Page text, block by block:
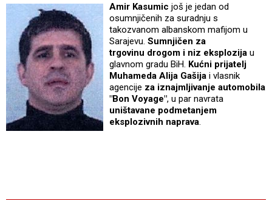
Amir Kasumic još je jedan od
osumnjičenih za suradnju s
takozvanom albanskom mafijom u
Sarajevu. Sumnjičen za
trgovinu drogom i niz eksplozija u
glavnom gradu BiH. Kućni prijatelj
Muhameda Alija Gašija i vlasnik
agencije za iznajmljivanje automobila
"Bon Voyage", u par navrata
uništavane podmetanjem
eksplozivnih naprava.